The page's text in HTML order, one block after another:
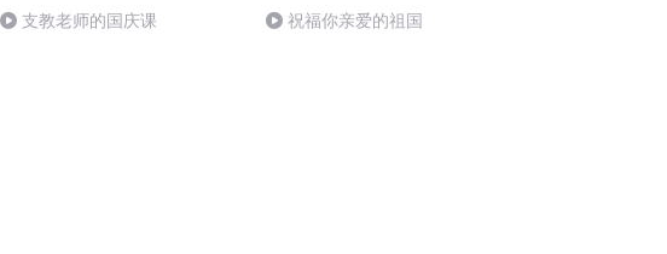
支教老师的国庆课 祝福你亲爱的祖国